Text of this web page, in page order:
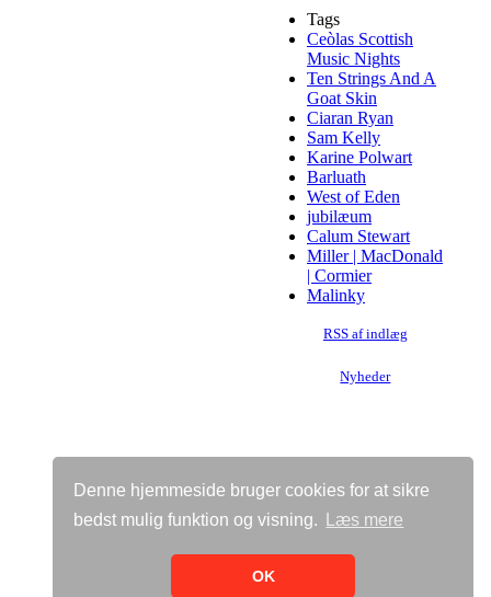
Denne hjemmeside bruger cookies for at sikre
bedst mulig funktion og visning.
Læs mere
OK
Tags
Ceòlas Scottish
Music Nights
Ten Strings And A
Goat Skin
Ciaran Ryan
Sam Kelly
Karine Polwart
Barluath
West of Eden
jubilæum
Calum Stewart
Miller | MacDonald
| Cormier
Malinky
RSS af indlæg
Nyheder
Vis almindelig hjemmeside
Bricksite.com